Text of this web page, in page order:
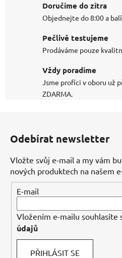
Doručíme do zítra
Objednejte do 8:00 a
Pečlivě testujeme
Prodáváme pouze
Vždy poradíme
Jsme profíci v oboru už
ZDARMA.
Odebírat newsletter
Vložte svůj e-mail a my vám
nových produktech na našem
E-mail
Vložením e-mailu souhlasíte
údajů
PŘIHLÁSIT SE